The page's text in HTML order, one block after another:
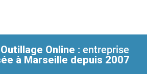
Outillage Online : entreprise
à Marseille depuis 2007